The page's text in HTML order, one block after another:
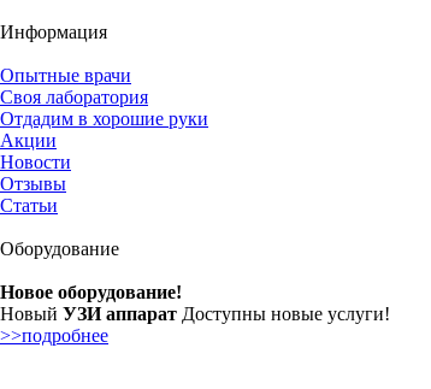
Информация
Опытные врачи
Своя лаборатория
Отдадим в хорошие руки
Акции
Новости
Отзывы
Статьи
Оборудование
Новое оборудование!
Новый УЗИ аппарат Доступны новые услуги!
>>подробнее